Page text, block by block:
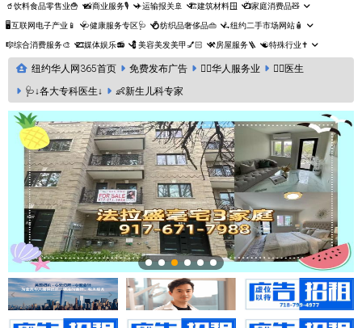
🥤饮料食品零售业🍟 📸商业服务🎙️ ✈️运输报关🚢 🏗️建筑材料🪟 📺家庭消费品🧸
🖥️互联网电子产业📱 🩺健康服务专区🩺 💍纺织品奢侈品👜 🛴纽约二手市场网站🧴
🎼综合消费服务🎨 🎞️媒体娱乐📻 💈美容美发美甲💅🏻 ⚒️房屋服务🪜 ☯️特殊行业✝️
纽约华人网365首页 免费发布广告 🤵‍♀️华人服务业
👩‍⚕️医生
🩺↓各大专科医生↓
👶新生儿科专家